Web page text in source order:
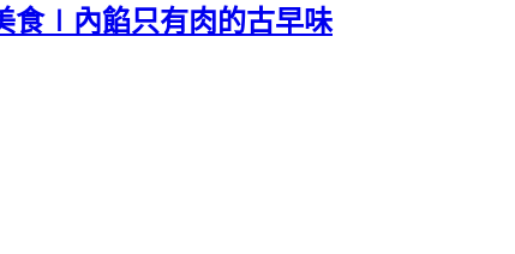
食∣內餡只有肉的古早味